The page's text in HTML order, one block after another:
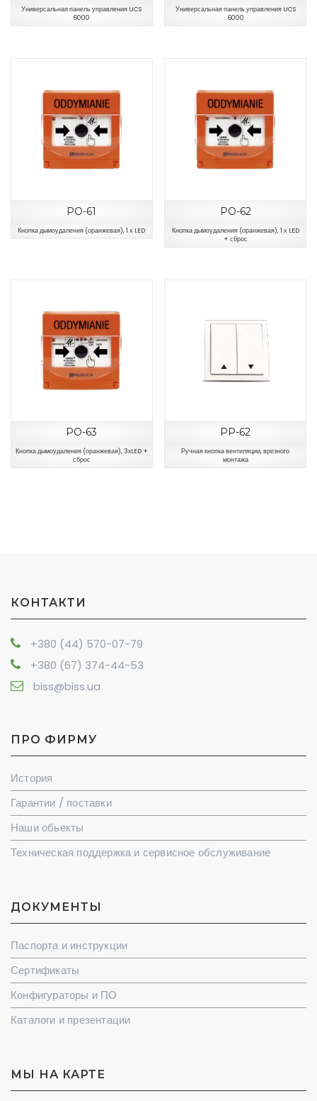
Универсальная панель управления UCS
6000
Универсальная панель управления UCS
6000
PO-61
Кнопка дымоудаления (оранжевая), 1 х LED
PO-62
Кнопка дымоудаления (оранжевая), 1 х LED
+ сброс
PO-63
Кнопка дымоудаления (оранжевая), 3xLED +
сброс
PP-62
Ручная кнопка вентиляции, врезного
монтажа
КОНТАКТИ
+380 (44) 570-07-79
+380 (67) 374-44-53
biss@biss.ua
ПРО ФИРМУ
История
Гарантии / поставки
Наши обьекты
Техническая поддержка и сервисное обслуживание
ДОКУМЕНТЫ
Паспорта и инструкции
Сертификаты
Конфигураторы и ПО
Каталоги и презентации
МЫ НА КАРТЕ